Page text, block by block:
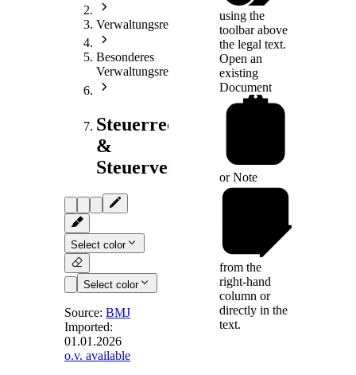
Verwaltungsrecht
Besonderes
Verwaltungsrecht
Steuerrecht
&
Steuerverfahrensrecht
Select color
Select color
§ 66
(weggefallen)
Source:BMJ
Imported:
01.01.2026
o.v. available
using the
toolbar above
the legal text.
Open an
existing
Document
orNote
from the
right-hand
column or
directly in the
text.